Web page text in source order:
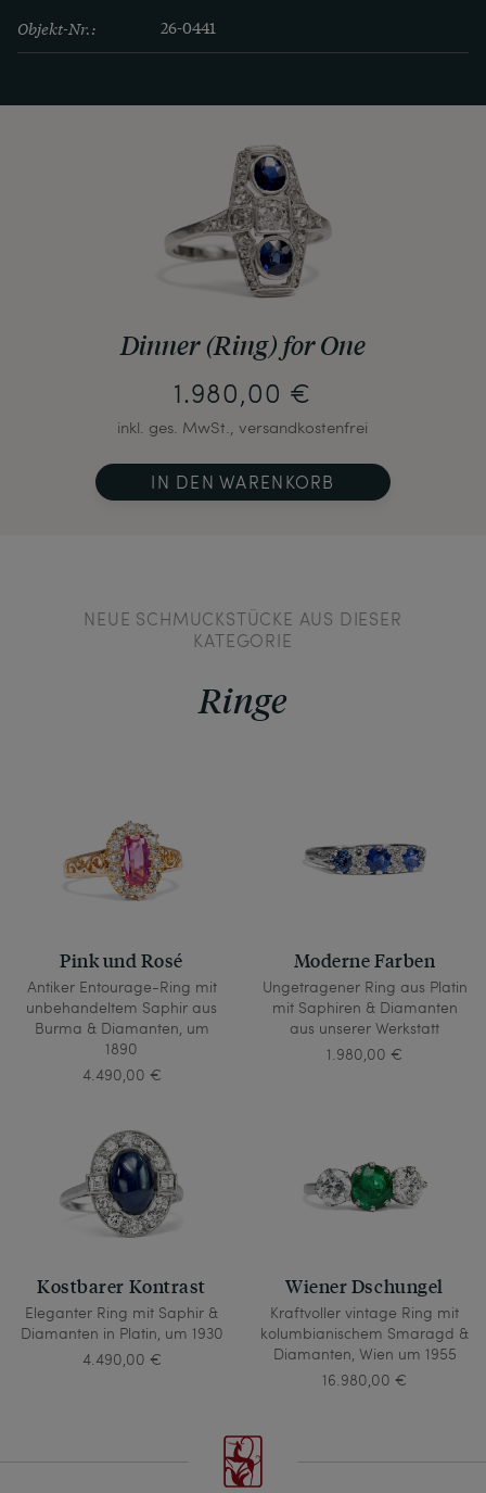
Objekt-Nr.: 26-0441
Dinner (Ring) for One
1.980,00 €
inkl. ges. MwSt., versandkostenfrei
IN DEN WARENKORB
NEUE SCHMUCKSTÜCKE AUS DIESER
KATEGORIE
Ringe
Pink und Rosé
Antiker Entourage-Ring mit
unbehandeltem Saphir aus
Burma & Diamanten, um
1890
4.490,00 €
Moderne Farben
Ungetragener Ring aus Platin
mit Saphiren & Diamanten
aus unserer Werkstatt
1.980,00 €
Kostbarer Kontrast
Eleganter Ring mit Saphir &
Diamanten in Platin, um 1930
4.490,00 €
Wiener Dschungel
Kraftvoller vintage Ring mit
kolumbianischem Smaragd &
Diamanten, Wien um 1955
16.980,00 €